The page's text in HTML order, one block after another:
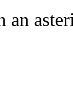
an